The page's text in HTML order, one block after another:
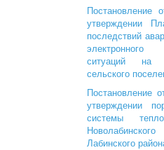
утверждении
последствий
электронного
ситуаций на
сельского
Постановление
утверждении
системы
Лабинского